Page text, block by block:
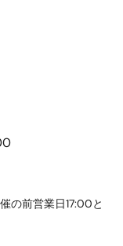
リ
前営業日17:00と